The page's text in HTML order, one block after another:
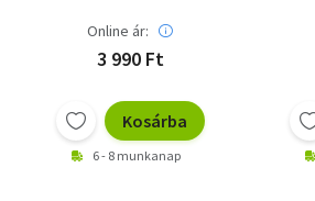
Online ár:
3 990 Ft
Kosárba
6 - 8 munkanap